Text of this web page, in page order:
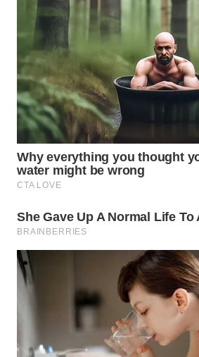
WN
PRIANGAN
WN
SEMARANG
WN
SOLO
WN
WN
MADURA
NATUNA